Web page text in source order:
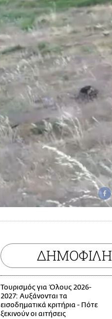
ΔΗΜΟΦΙΛΗ
Τουρισμός για Όλους 2026-
2027: Αυξάνονται τα
εισοδηματικά κριτήρια - Πότε
ξεκινούν οι αιτήσεις